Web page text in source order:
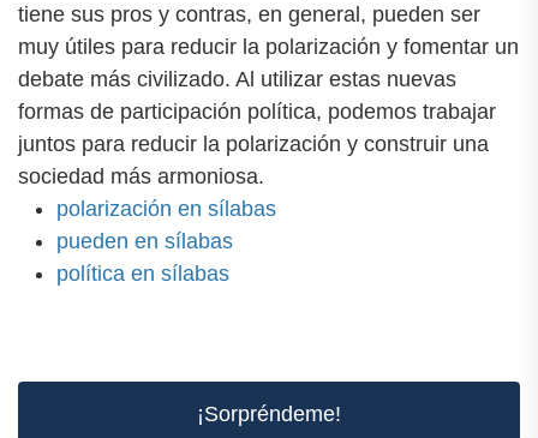
tiene sus pros y contras, en general, pueden ser
muy útiles para reducir la polarización y fomentar un
debate más civilizado. Al utilizar estas nuevas
formas de participación política, podemos trabajar
juntos para reducir la polarización y construir una
sociedad más armoniosa.
polarización en sílabas
pueden en sílabas
política en sílabas
¡Sorpréndeme!